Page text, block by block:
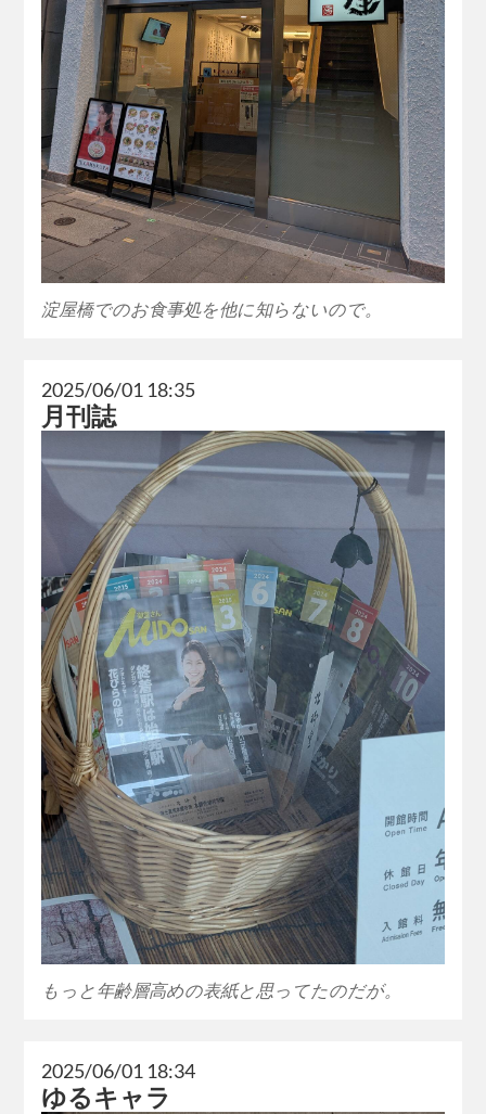
淀屋橋でのお食事処を他に知らないので。
2025/06/01 18:35
月刊誌
もっと年齢層高めの表紙と思ってたのだが。
2025/06/01 18:34
ゆるキャラ